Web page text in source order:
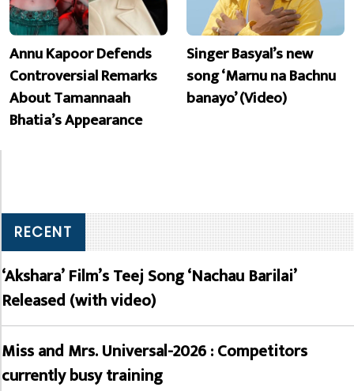
Annu Kapoor Defends
Controversial Remarks
About Tamannaah
Bhatia’s Appearance
Singer Basyal’s new
song ‘Marnu na Bachnu
banayo’ (Video)
RECENT
‘Akshara’ Film’s Teej Song ‘Nachau Barilai’
Released (with video)
Miss and Mrs. Universal-2026 : Competitors
currently busy training